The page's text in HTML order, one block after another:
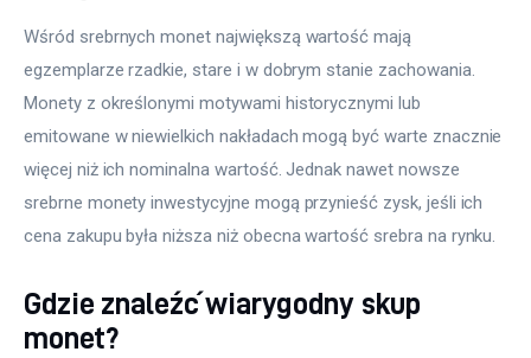
Wśród srebrnych monet największą wartość mają
egzemplarze rzadkie, stare i w dobrym stanie zachowania.
Monety z określonymi motywami historycznymi lub
emitowane w niewielkich nakładach mogą być warte znacznie
więcej niż ich nominalna wartość. Jednak nawet nowsze
srebrne monety inwestycyjne mogą przynieść zysk, jeśli ich
cena zakupu była niższa niż obecna wartość srebra na rynku.
Gdzie znaleźć wiarygodny skup
monet?